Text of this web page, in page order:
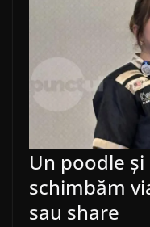
Un poodle
schimbăm
sau share